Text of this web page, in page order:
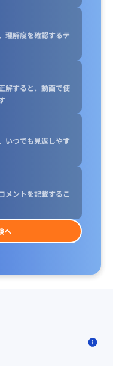
理解度を確認するテ
解すると、動画で使
いつでも見返しやす
メントを記載するこ
へ